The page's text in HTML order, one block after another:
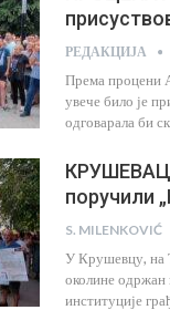
РЕДАКЦИЈА
Према процени
увече било је
одговарала би
поручили
S. MILENKOVIĆ
У Крушевцу, на
околине одржан
институције